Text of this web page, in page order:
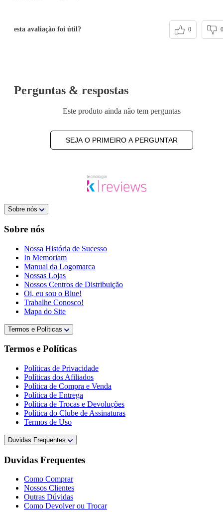
esta avaliação foi útil? 0 0
Perguntas & respostas
Este produto ainda não tem perguntas
SEJA O PRIMEIRO A PERGUNTAR
Sobre nós
Sobre nós
Nossa História de Sucesso
In Memoriam
Manual da Logomarca
Nossas Lojas
Nossos Centros de Distribuição
Oi, eu sou o Blue!
Trabalhe Conosco!
Mapa do Site
Termos e Políticas
Termos e Políticas
Políticas de Privacidade
Políticas dos Afiliados
Política de Compra e Venda
Política de Entrega
Política de Trocas e Devoluções
Política do Clube de Assinaturas
Termos de Uso
Duvidas Frequentes
Duvidas Frequentes
Como Comprar
Nossos Clientes
Outras Dúvidas
Como Devolver ou Trocar